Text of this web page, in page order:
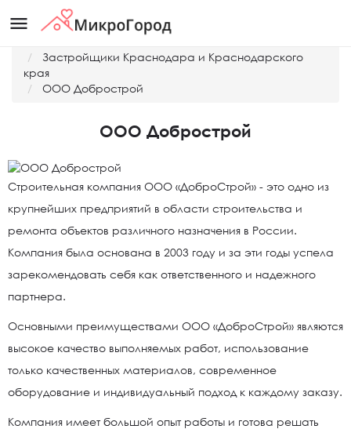
menu
Застройщики Краснодара и Краснодарского
края
ООО Добрострой
ООО Добрострой
Строительная компания ООО «ДоброСтрой» - это одно из
крупнейших предприятий в области строительства и
ремонта объектов различного назначения в России.
Компания была основана в 2003 году и за эти годы успела
зарекомендовать себя как ответственного и надежного
партнера.
Основными преимуществами ООО «ДоброСтрой» являются
высокое качество выполняемых работ, использование
только качественных материалов, современное
оборудование и индивидуальный подход к каждому заказу.
Компания имеет большой опыт работы и готова решать